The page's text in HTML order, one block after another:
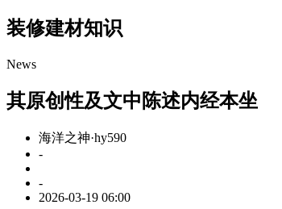
装修建材知识
News
其原创性及文中陈述内经本坐
海洋之神·hy590
-
-
2026-03-19 06:00